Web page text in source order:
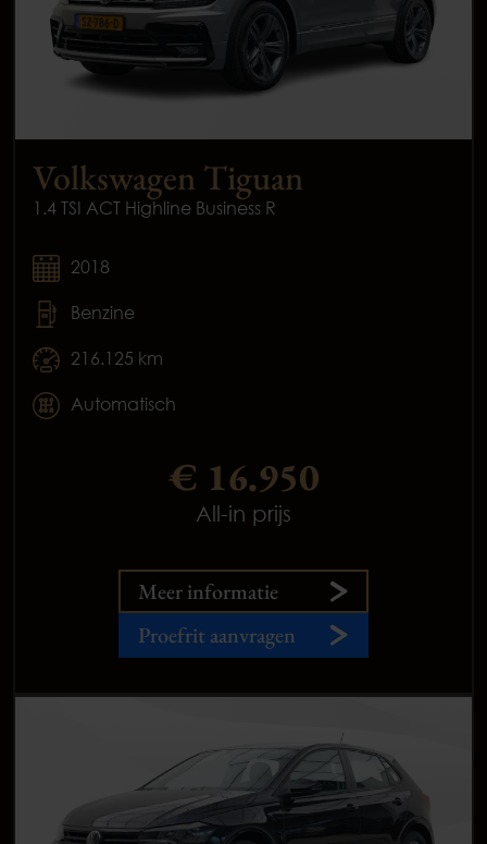
Volkswagen Tiguan
1.4 TSI ACT Highline Business R
2018
Benzine
216.125 km
Automatisch
€ 16.950
All-in prijs
Meer informatie
Proefrit aanvragen